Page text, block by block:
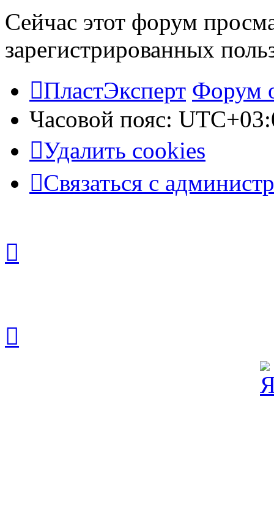
Сейчас этот форум
зарегистрированных
ПластЭксперт Форум
Часовой пояс:
Удалить cookies
Связаться с